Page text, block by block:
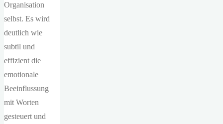
Organisation
selbst. Es wird
deutlich wie
subtil und
effizient die
emotionale
Beeinflussung
mit Worten
gesteuert und